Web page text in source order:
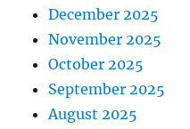
December 2025
November 2025
October 2025
September 2025
August 2025